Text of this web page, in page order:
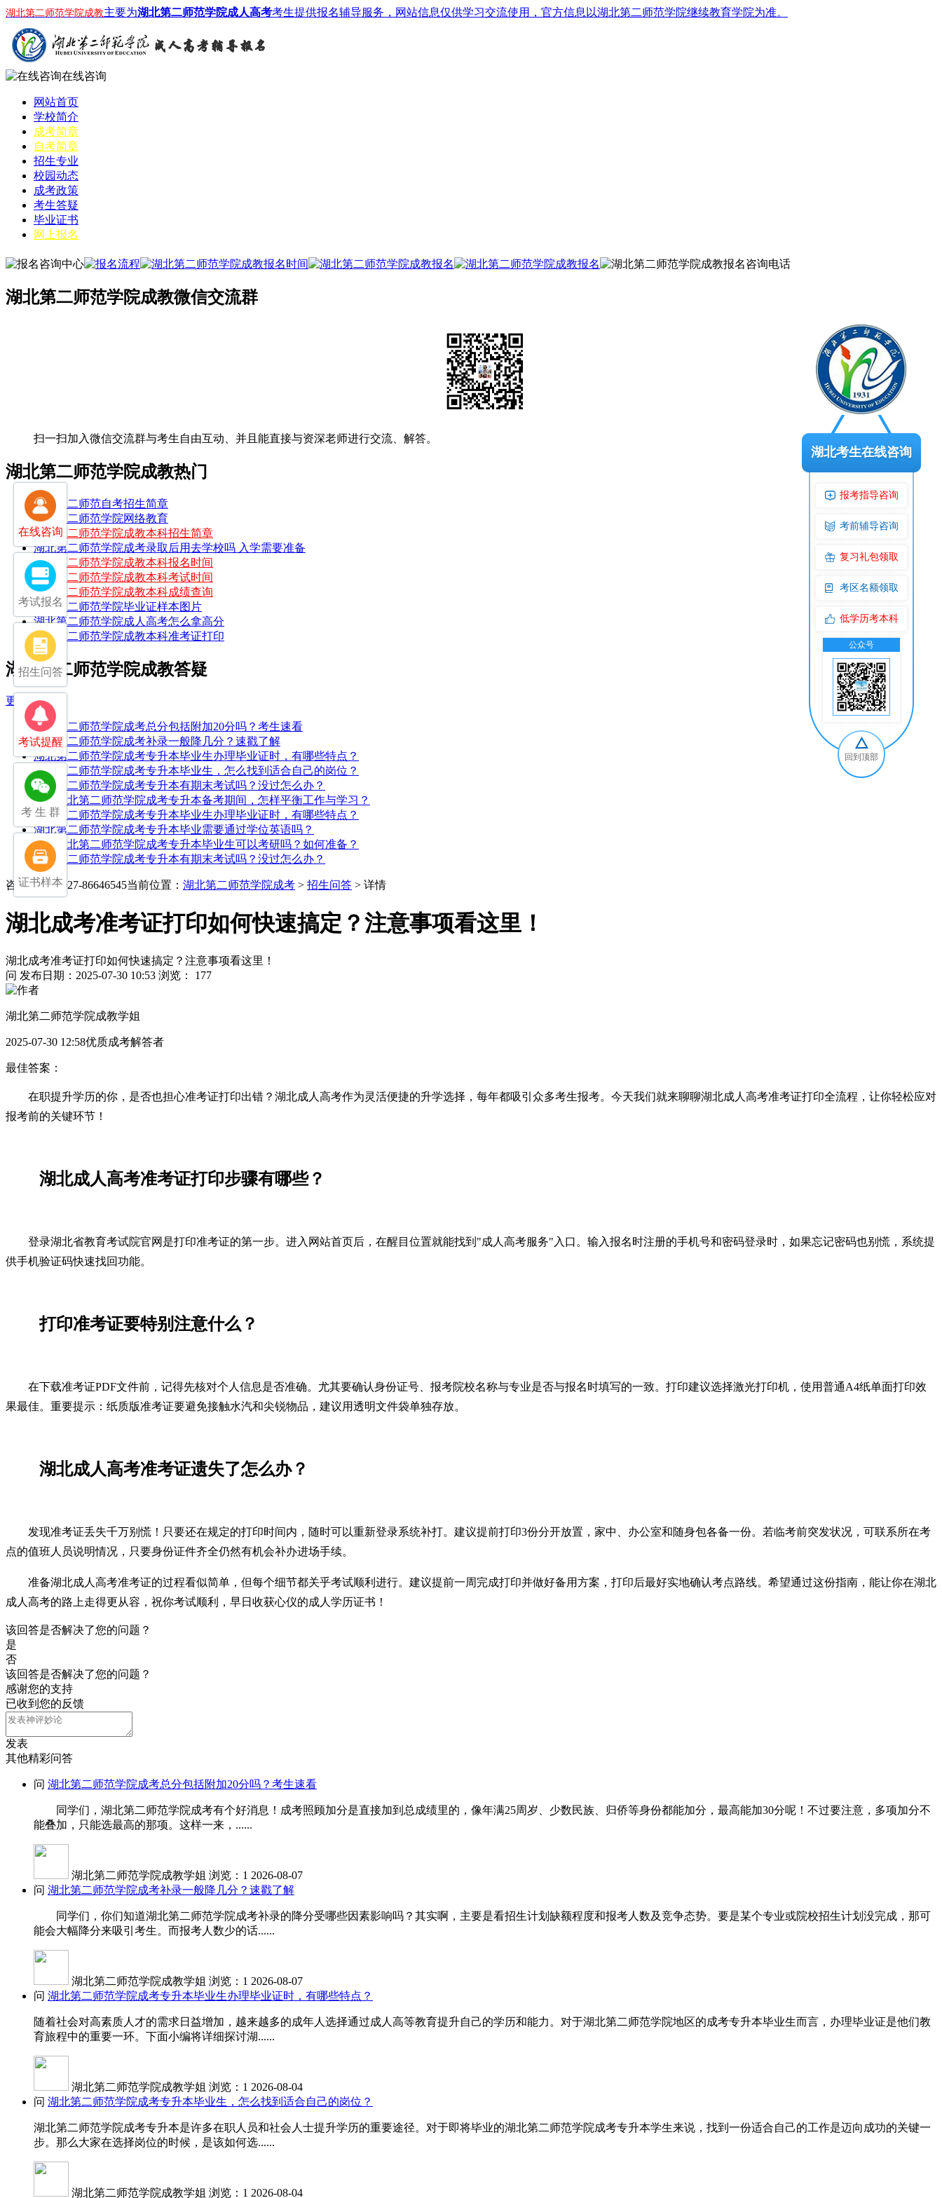
湖北第二师范学院成教主要为湖北第二师范学院成人高考考生提供报名辅导服务，网站信息仅供学习交流使用，官方信息以湖北第二师范学院继续教育学院为准。
在线咨询
网站首页
学校简介
成考简章
自考简章
招生专业
校园动态
成考政策
考生答疑
毕业证书
网上报名
湖北第二师范学院成教微信交流群
扫一扫加入微信交流群与考生自由互动、并且能直接与资深老师进行交流、解答。
湖北第二师范学院成教热门
湖北第二师范自考招生简章
湖北第二师范学院网络教育
湖北第二师范学院成教本科招生简章
湖北第二师范学院成考录取后用去学校吗 入学需要准备
湖北第二师范学院成教本科报名时间
湖北第二师范学院成教本科考试时间
湖北第二师范学院成教本科成绩查询
湖北第二师范学院毕业证样本图片
湖北第二师范学院成人高考怎么拿高分
湖北第二师范学院成教本科准考证打印
湖北第二师范学院成教答疑
更多
湖北第二师范学院成考总分包括附加20分吗？考生速看
湖北第二师范学院成考补录一般降几分？速戳了解
湖北第二师范学院成考专升本毕业生办理毕业证时，有哪些特点？
湖北第二师范学院成考专升本毕业生，怎么找到适合自己的岗位？
湖北第二师范学院成考专升本有期末考试吗？没过怎么办？
25年湖北第二师范学院成考专升本备考期间，怎样平衡工作与学习？
湖北第二师范学院成考专升本毕业生办理毕业证时，有哪些特点？
湖北第二师范学院成考专升本毕业需要通过学位英语吗？
25年湖北第二师范学院成考专升本毕业生可以考研吗？如何准备？
湖北第二师范学院成考专升本有期末考试吗？没过怎么办？
咨询电话：027-86646545当前位置： 湖北第二师范学院成考 > 招生问答 > 详情
湖北成考准考证打印如何快速搞定？注意事项看这里！
湖北成考准考证打印如何快速搞定？注意事项看这里！
问 发布日期：2025-07-30 10:53 浏览： 177
湖北第二师范学院成教学姐
2025-07-30 12:58优质成考解答者
最佳答案：
在职提升学历的你，是否也担心准考证打印出错？湖北成人高考作为灵活便捷的升学选择，每年都吸引众多考生报考。今天我们就来聊聊湖北成人高考准考证打印全流程，让你轻松应对
报考前的关键环节！
湖北成人高考准考证打印步骤有哪些？
登录湖北省教育考试院官网是打印准考证的第一步。进入网站首页后，在醒目位置就能找到"成人高考服务"入口。输入报名时注册的手机号和密码登录时，如果忘记密码也别慌，系统提
供手机验证码快速找回功能。
打印准考证要特别注意什么？
在下载准考证PDF文件前，记得先核对个人信息是否准确。尤其要确认身份证号、报考院校名称与专业是否与报名时填写的一致。打印建议选择激光打印机，使用普通A4纸单面打印效
果最佳。重要提示：纸质版准考证要避免接触水汽和尖锐物品，建议用透明文件袋单独存放。
湖北成人高考准考证遗失了怎么办？
发现准考证丢失千万别慌！只要还在规定的打印时间内，随时可以重新登录系统补打。建议提前打印3份分开放置，家中、办公室和随身包各备一份。若临考前突发状况，可联系所在考
点的值班人员说明情况，只要身份证件齐全仍然有机会补办进场手续。
准备湖北成人高考准考证的过程看似简单，但每个细节都关乎考试顺利进行。建议提前一周完成打印并做好备用方案，打印后最好实地确认考点路线。希望通过这份指南，能让你在湖北
成人高考的路上走得更从容，祝你考试顺利，早日收获心仪的成人学历证书！
该回答是否解决了您的问题？
是
否
该回答是否解决了您的问题？
感谢您的支持
已收到您的反馈
发表
其他精彩问答
问 湖北第二师范学院成考总分包括附加20分吗？考生速看
同学们，湖北第二师范学院成考有个好消息！成考照顾加分是直接加到总成绩里的，像年满25周岁、少数民族、归侨等身份都能加分，最高能加30分呢！不过要注意，多项加分不
能叠加，只能选最高的那项。这样一来，......
湖北第二师范学院成教学姐 浏览：1 2026-08-07
问 湖北第二师范学院成考补录一般降几分？速戳了解
同学们，你们知道湖北第二师范学院成考补录的降分受哪些因素影响吗？其实啊，主要是看招生计划缺额程度和报考人数及竞争态势。要是某个专业或院校招生计划没完成，那可
能会大幅降分来吸引考生。而报考人数少的话......
湖北第二师范学院成教学姐 浏览：1 2026-08-07
问 湖北第二师范学院成考专升本毕业生办理毕业证时，有哪些特点？
随着社会对高素质人才的需求日益增加，越来越多的成年人选择通过成人高等教育提升自己的学历和能力。对于湖北第二师范学院地区的成考专升本毕业生而言，办理毕业证是他们教
育旅程中的重要一环。下面小编将详细探讨湖......
湖北第二师范学院成教学姐 浏览：1 2026-08-04
问 湖北第二师范学院成考专升本毕业生，怎么找到适合自己的岗位？
湖北第二师范学院成考专升本是许多在职人员和社会人士提升学历的重要途径。对于即将毕业的湖北第二师范学院成考专升本学生来说，找到一份适合自己的工作是迈向成功的关键一
步。那么大家在选择岗位的时候，是该如何选......
湖北第二师范学院成教学姐 浏览：1 2026-08-04
在线咨询
考试报名
招生问答
考试提醒
考 生 群
证书样本
湖北考生在线咨询
报考指导咨询
考前辅导咨询
复习礼包领取
考区名额领取
低学历考本科
公众号
回到顶部